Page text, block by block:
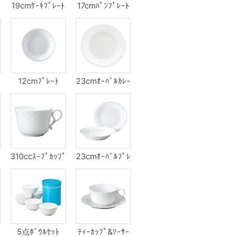
19cmｹｰｷﾌﾟﾚｰﾄ 17cmﾊﾟﾝﾌﾟﾚｰﾄ
12cmﾌﾟﾚｰﾄ
23cmｵｰﾊﾞﾙｶﾚｰ
310ccｽｰﾌﾟｶｯﾌﾟ
23cmｵｰﾊﾞﾙﾌﾟﾚ
5点ﾎﾞｳﾙｾｯﾄ ﾃｨｰｶｯﾌﾟ&ｿｰｻｰ